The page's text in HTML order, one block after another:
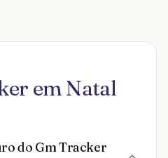
em Natal
do Gm Tracker